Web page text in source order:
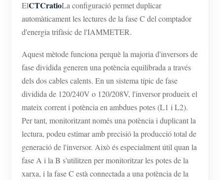
ElCTCratioLa configuració permet duplicar
automàticament les lectures de la fase C del comptador
d'energia trifàsic de l'IAMMETER.
Aquest mètode funciona perquè la majoria d'inversors de
fase dividida generen una potència equilibrada a través
dels dos cables calents. En un sistema típic de fase
dividida de 120/240V o 120/208V, l'inversor produeix el
mateix corrent i potència en ambdues potes (L1 i L2).
Per tant, monitoritzant només una potència i duplicant la
lectura, podeu estimar amb precisió la producció total de
generació de l'inversor. Això és especialment útil quan la
fase A i la B s'utilitzen per monitoritzar les potes de la
xarxa, i la fase C està connectada a una potència de la